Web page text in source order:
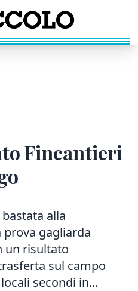
Fincantieri
bastata alla
prova gagliarda
un risultato
sul campo
secondi in...